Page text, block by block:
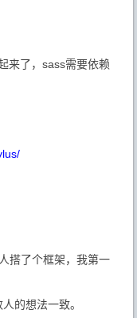
来了，sass需要依赖
搭了个框架，我第一
的想法一致。